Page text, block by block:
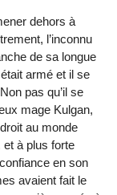
dehors à
l’inconnu
de sa longue
armé et il se
pas qu’il se
mage Kulgan,
au monde
et à plus forte
en son
avaient fait le